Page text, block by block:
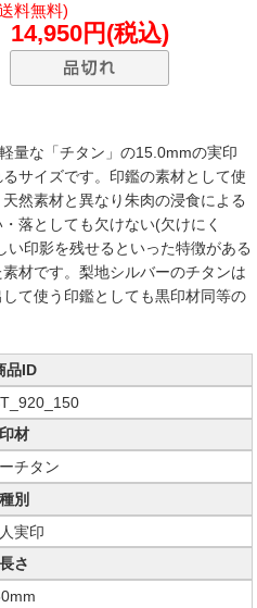
料無料)
14,950円(税込)
量な「チタン」の15.0mmの実印
サイズです。印鑑の素材として使
然素材と異なり朱肉の浸食による
落としても欠けない(欠けにく
印影を残せるといった特徴がある
材です。梨地シルバーのチタンは
て使う印鑑としても黒印材同等の
品ID
印材
チタン
種別
実印
長さ